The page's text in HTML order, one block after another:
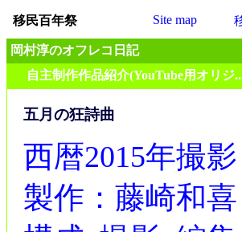
移民百年祭 Site map
岡村淳のオフレコ日記
自主制作作品紹介(YouTube用オリジ
五月の狂詩曲
西暦2015年撮
製作：藤崎和